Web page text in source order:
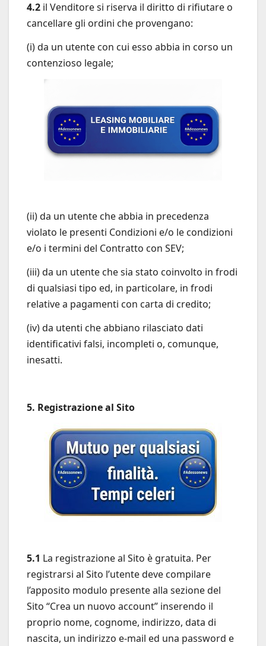
4.2 il Venditore si riserva il diritto di rifiutare o
cancellare gli ordini che provengano:
(i) da un utente con cui esso abbia in corso un
contenzioso legale;
(ii) da un utente che abbia in precedenza
violato le presenti Condizioni e/o le condizioni
e/o i termini del Contratto con SEV;
(iii) da un utente che sia stato coinvolto in frodi
di qualsiasi tipo ed, in particolare, in frodi
relative a pagamenti con carta di credito;
(iv) da utenti che abbiano rilasciato dati
identificativi falsi, incompleti o, comunque,
inesatti.
5. Registrazione al Sito
5.1 La registrazione al Sito è gratuita. Per
registrarsi al Sito l’utente deve compilare
l’apposito modulo presente alla sezione del
Sito “Crea un nuovo account” inserendo il
proprio nome, cognome, indirizzo, data di
nascita, un indirizzo e-mail ed una password e